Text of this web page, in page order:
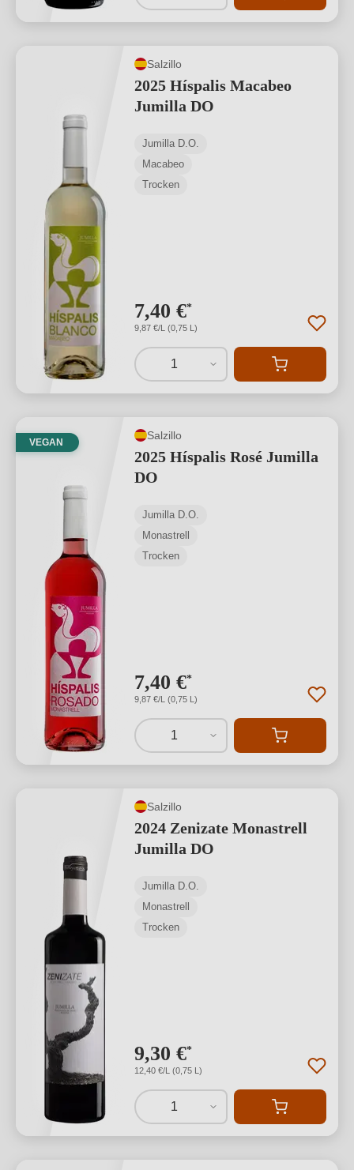
Salzillo
2025 Híspalis Macabeo
Jumilla DO
Jumilla D.O.
Macabeo
Trocken
7,40 €*
9,87 €/L (0,75 L)
1
VEGAN
Salzillo
2025 Híspalis Rosé Jumilla
DO
Jumilla D.O.
Monastrell
Trocken
7,40 €*
9,87 €/L (0,75 L)
1
Salzillo
2024 Zenizate Monastrell
Jumilla DO
Jumilla D.O.
Monastrell
Trocken
9,30 €*
12,40 €/L (0,75 L)
1